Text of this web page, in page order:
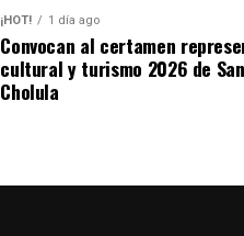
¡HOT! 1 día ago
Convocan al certamen
cultural y turismo 2026 de
Cholula